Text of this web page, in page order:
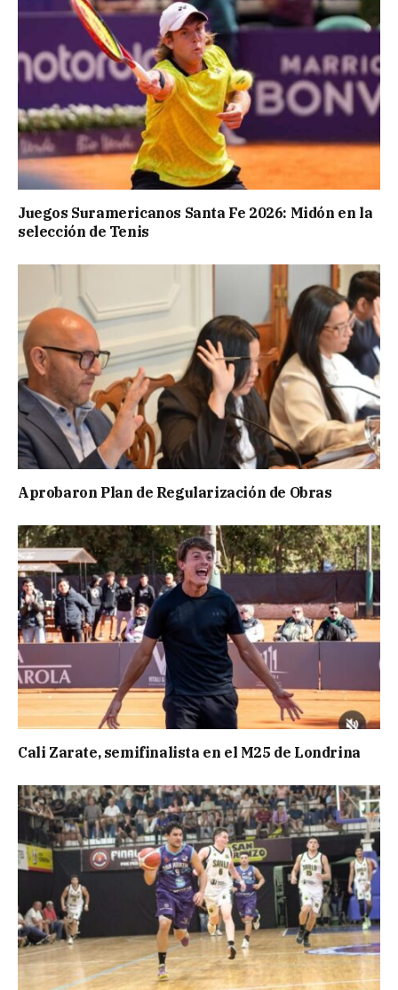
Juegos Suramericanos Santa Fe 2026: Midón en la
selección de Tenis
Aprobaron Plan de Regularización de Obras
Cali Zarate, semifinalista en el M25 de Londrina